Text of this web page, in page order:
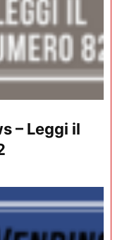
– Leggi il